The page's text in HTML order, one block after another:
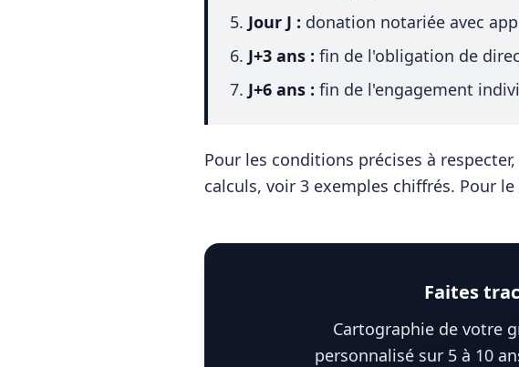
Jour J : donation notariée avec
J+3 ans : fin de l'obligation de
J+6 ans : fin de l'engagement
Pour les conditions précises à
calculs, voir 3 exemples chiffrés. Pour
Faites
Cartographie de votre
personnalisé sur 5 à 10